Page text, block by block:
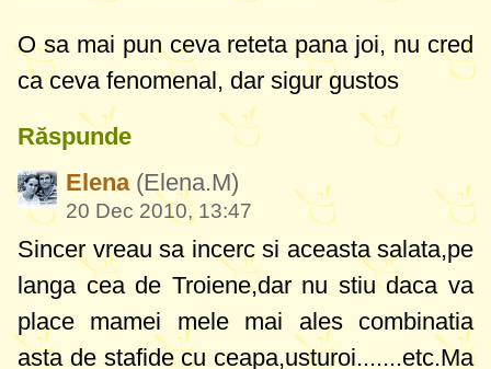
O sa mai pun ceva reteta pana joi, nu cred
ca ceva fenomenal, dar sigur gustos
Răspunde
Elena (Elena.M)
20 Dec 2010, 13:47
Sincer vreau sa incerc si aceasta salata,pe
langa cea de Troiene,dar nu stiu daca va
place mamei mele mai ales combinatia
asta de stafide cu ceapa,usturoi.......etc.Ma